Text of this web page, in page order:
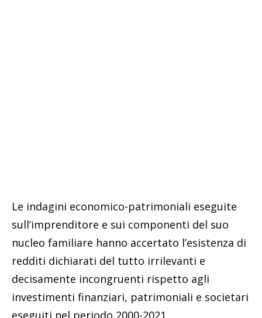
Le indagini economico-patrimoniali eseguite
sull’imprenditore e sui componenti del suo
nucleo familiare hanno accertato l’esistenza di
redditi dichiarati del tutto irrilevanti e
decisamente incongruenti rispetto agli
investimenti finanziari, patrimoniali e societari
eseguiti nel periodo 2000-2021.